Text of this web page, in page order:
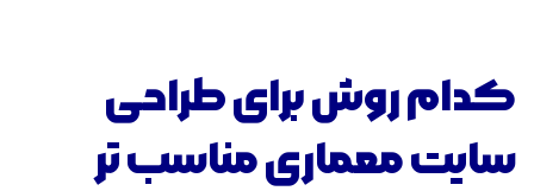
کدام روش برای طراحی
سایت معماری مناسب تر